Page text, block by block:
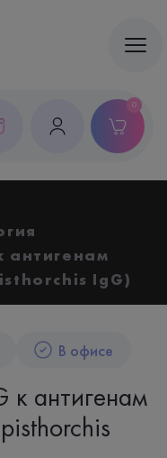
0
антигенам
IgG)
В офисе
к антигенам